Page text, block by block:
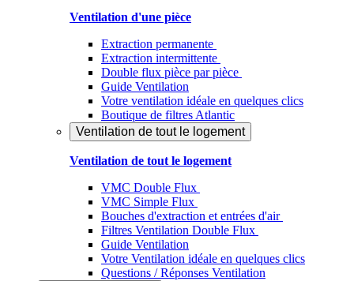
Ventilation d'une pièce
Extraction permanente
Extraction intermittente
Double flux pièce par pièce
Guide Ventilation
Votre ventilation idéale en quelques clics
Boutique de filtres Atlantic
Ventilation de tout le logement
Ventilation de tout le logement
VMC Double Flux
VMC Simple Flux
Bouches d'extraction et entrées d'air
Filtres Ventilation Double Flux
Guide Ventilation
Votre Ventilation idéale en quelques clics
Questions / Réponses Ventilation